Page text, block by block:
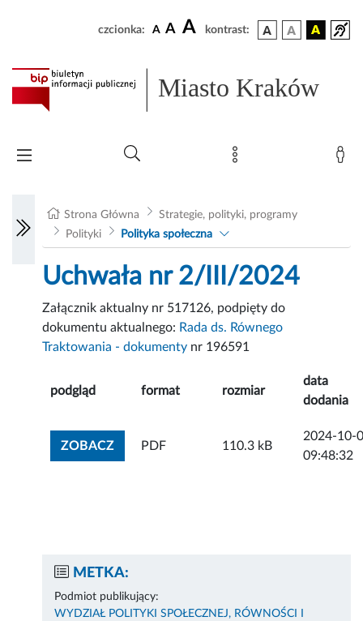
czcionka: A A A kontrast:
Miasto Kraków
Strona Główna
Strategie, polityki, programy
Polityki
Polityka społeczna
Uchwała nr 2/III/2024
Załącznik aktualny nr 517126, podpięty do
dokumentu aktualnego: Rada ds. Równego
Traktowania - dokumenty nr 196591
podgląd format rozmiar
data
dodania
ZOBACZZOBACZ ZAŁĄCZNIK
PDF 110.3 kB
2024-10-
09:48:32
METKA:
Podmiot publikujący:
WYDZIAŁ POLITYKI SPOŁECZNEJ, RÓWNOŚCI I